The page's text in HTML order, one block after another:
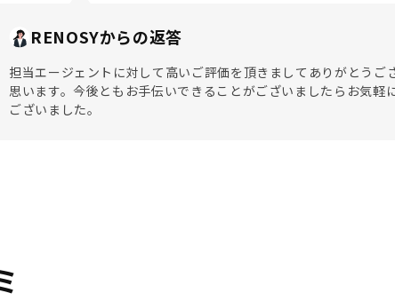
RENOSYからの返答
担当エージェントに対して高いご評価を頂きましてありがとう
思います。今後ともお手伝いできることがございましたらお気
ございました。